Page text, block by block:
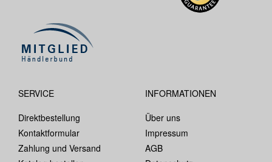
SERVICE
Direktbestellung
Kontaktformular
Zahlung und Versand
INFORMATIONEN
Über uns
Impressum
AGB